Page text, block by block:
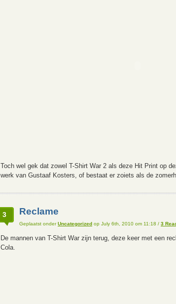
Toch wel gek dat zowel T-Shirt War 2 als deze Hit Print op
werk van Gustaaf Kosters, of bestaat er zoiets als de
3 Reclame
Geplaatst onderUncategorized op July 6th, 2010 om 11:18 / 3
De mannen van T-Shirt War zijn terug, deze keer met een
Cola.